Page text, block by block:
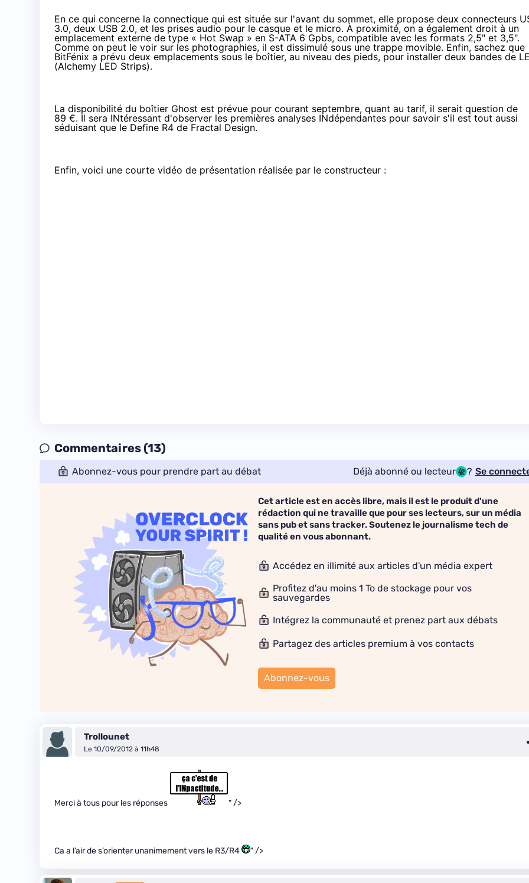
En ce qui concerne la connectique qui est située sur l'avant du sommet, elle propose deux connecteurs
3.0, deux USB 2.0, et les prises audio pour le casque et le micro. À proximité, on a également droit à un
emplacement externe de type « Hot Swap » en S-ATA 6 Gpbs, compatible avec les formats 2,5" et 3,5".
Comme on peut le voir sur les photographies, il est dissimulé sous une trappe movible. Enfin, sachez que
BitFénix a prévu deux emplacements sous le boîtier, au niveau des pieds, pour installer deux bandes de
(Alchemy LED Strips).
La disponibilité du boîtier Ghost est prévue pour courant septembre, quant au tarif, il serait question de
89 €. Il sera INtéressant d'observer les premières analyses INdépendantes pour savoir s'il est tout aussi
séduisant que le Define R4 de Fractal Design.
Enfin, voici une courte vidéo de présentation réalisée par le constructeur :
Commentaires (13)
Abonnez-vous pour prendre part au débat Déjà abonné ou lecteur ? Se
Cet article est en accès libre, mais il est le produit d'une
rédaction qui ne travaille que pour ses lecteurs, sur un média
sans pub et sans tracker. Soutenez le journalisme tech de
qualité en vous abonnant.
Accédez en illimité aux articles d'un média expert
Profitez d'au moins 1 To de stockage pour vos
sauvegardes
Intégrez la communauté et prenez part aux débats
Partagez des articles premium à vos contacts
Abonnez-vous
Trollounet
Le 10/09/2012 à 11h48
Merci à tous pour les réponses " />
Ca a l’air de s’orienter unanimement vers le R3/R4 " />